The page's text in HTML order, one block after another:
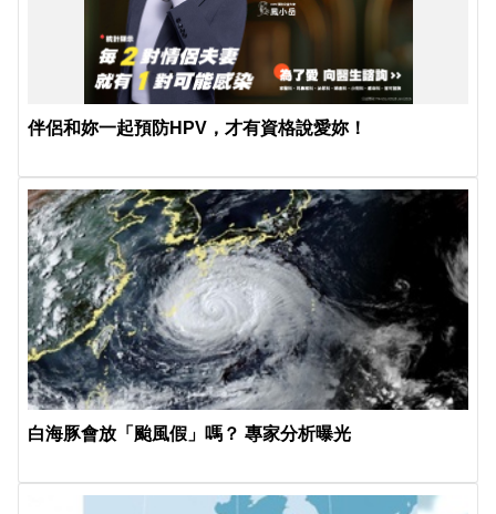
伴侶和妳一起預防HPV，才有資格說愛妳！
白海豚會放「颱風假」嗎？ 專家分析曝光